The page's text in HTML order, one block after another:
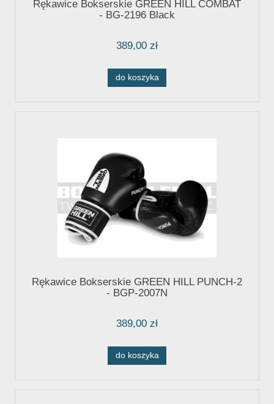
Rękawice Bokserskie GREEN HILL COMBAT
- BG-2196 Black
389,00 zł
do koszyka
Rękawice Bokserskie GREEN HILL PUNCH-2
- BGP-2007N
389,00 zł
do koszyka